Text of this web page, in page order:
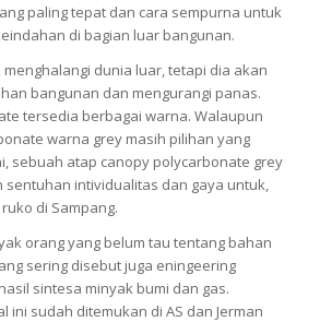
paling tepat dan cara sempurna untuk
di bagian luar bangunan.
dunia luar, tetapi dia akan
bangunan dan mengurangi panas.
tersedia berbagai warna. Walaupun
warna grey masih pilihan yang
sebuah atap canopy polycarbonate grey
sentuhan intividualitas dan gaya untuk,
di Sampang.
orang yang belum tau tentang bahan
sering disebut juga eningeering
sintesa minyak bumi dan gas.
ini sudah ditemukan di AS dan Jerman